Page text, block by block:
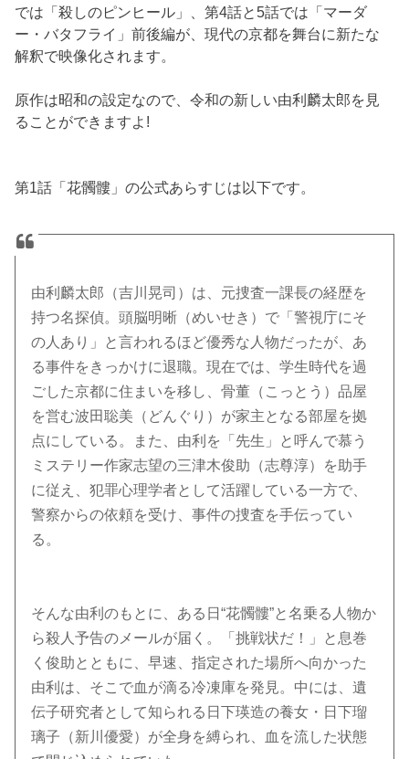
では「殺しのピンヒール」、第4話と5話では「マーダ
ー・バタフライ」前後編が、現代の京都を舞台に新たな
解釈で映像化されます。
原作は昭和の設定なので、令和の新しい由利麟太郎を見
ることができますよ!
第1話「花髑髏」の公式あらすじは以下です。
由利麟太郎（吉川晃司）は、元捜査一課長の経歴を
持つ名探偵。頭脳明晰（めいせき）で「警視庁にそ
の人あり」と言われるほど優秀な人物だったが、あ
る事件をきっかけに退職。現在では、学生時代を過
ごした京都に住まいを移し、骨董（こっとう）品屋
を営む波田聡美（どんぐり）が家主となる部屋を拠
点にしている。また、由利を「先生」と呼んで慕う
ミステリー作家志望の三津木俊助（志尊淳）を助手
に従え、犯罪心理学者として活躍している一方で、
警察からの依頼を受け、事件の捜査を手伝ってい
る。
そんな由利のもとに、ある日“花髑髏”と名乗る人物か
ら殺人予告のメールが届く。「挑戦状だ！」と息巻
く俊助とともに、早速、指定された場所へ向かった
由利は、そこで血が滴る冷凍庫を発見。中には、遺
伝子研究者として知られる日下瑛造の養女・日下瑠
璃子（新川優愛）が全身を縛られ、血を流した状態